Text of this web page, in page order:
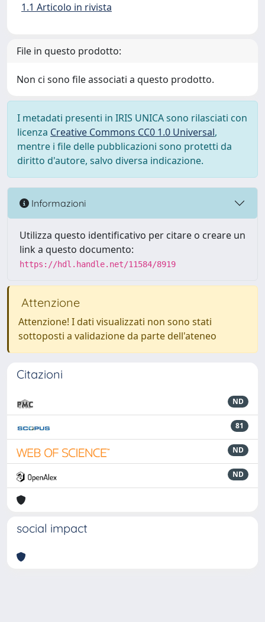
1.1 Articolo in rivista
File in questo prodotto:
Non ci sono file associati a questo prodotto.
I metadati presenti in IRIS UNICA sono rilasciati con
licenza Creative Commons CC0 1.0 Universal,
mentre i file delle pubblicazioni sono protetti da
diritto d'autore, salvo diversa indicazione.
Informazioni
Utilizza questo identificativo per citare o creare un
link a questo documento:
https://hdl.handle.net/11584/8919
Attenzione
Attenzione! I dati visualizzati non sono stati
sottoposti a validazione da parte dell'ateneo
Citazioni
ND
81
ND
ND
social impact